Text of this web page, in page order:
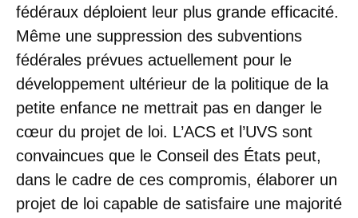
fédéraux déploient leur plus grande efficacité.
Même une suppression des subventions
fédérales prévues actuellement pour le
développement ultérieur de la politique de la
petite enfance ne mettrait pas en danger le
cœur du projet de loi. L’ACS et l’UVS sont
convaincues que le Conseil des États peut,
dans le cadre de ces compromis, élaborer un
projet de loi capable de satisfaire une majorité